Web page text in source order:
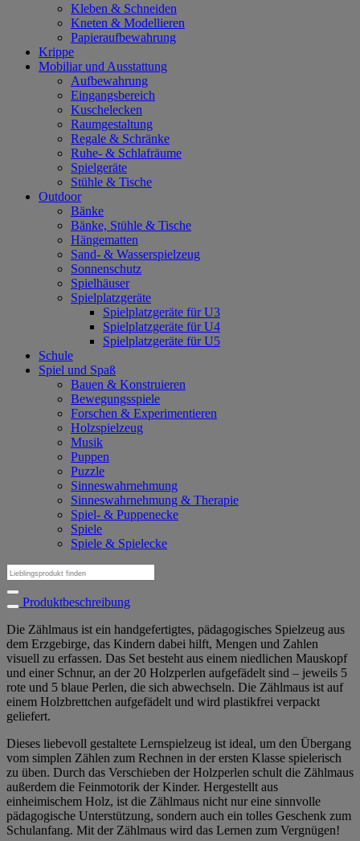
Kleben & Schneiden
Kneten & Modellieren
Papieraufbewahrung
Krippe
Mobiliar und Ausstattung
Aufbewahrung
Eingangsbereich
Kuschelecken
Raumgestaltung
Regale & Schränke
Ruhe- & Schlafräume
Spielgeräte
Stühle & Tische
Outdoor
Bänke
Bänke, Stühle & Tische
Hängematten
Sand- & Wasserspielzeug
Sonnenschutz
Spielhäuser
Spielplatzgeräte
Spielplatzgeräte für U3
Spielplatzgeräte für U4
Spielplatzgeräte für U5
Schule
Spiel und Spaß
Bauen & Konstruieren
Bewegungsspiele
Forschen & Experimentieren
Holzspielzeug
Musik
Puppen
Puzzle
Sinneswahrnehmung
Sinneswahrnehmung & Therapie
Spiel- & Puppenecke
Spiele
Spiele & Spielecke
Suchen
nach:
Produktbeschreibung
Die Zählmaus ist ein handgefertigtes, pädagogisches Spielzeug aus
dem Erzgebirge, das Kindern dabei hilft, Mengen und Zahlen
visuell zu erfassen. Das Set besteht aus einem niedlichen Mauskopf
und einer Schnur, an der 20 Holzperlen aufgefädelt sind – jeweils 5
rote und 5 blaue Perlen, die sich abwechseln. Die Zählmaus ist auf
einem Holzbrettchen aufgefädelt und wird plastikfrei verpackt
geliefert.
Dieses liebevoll gestaltete Lernspielzeug ist ideal, um den Übergang
vom simplen Zählen zum Rechnen in der ersten Klasse spielerisch
zu üben. Durch das Verschieben der Holzperlen schult die Zählmaus
außerdem die Feinmotorik der Kinder. Hergestellt aus
einheimischem Holz, ist die Zählmaus nicht nur eine sinnvolle
pädagogische Unterstützung, sondern auch ein tolles Geschenk zum
Schulanfang. Mit der Zählmaus wird das Lernen zum Vergnügen!